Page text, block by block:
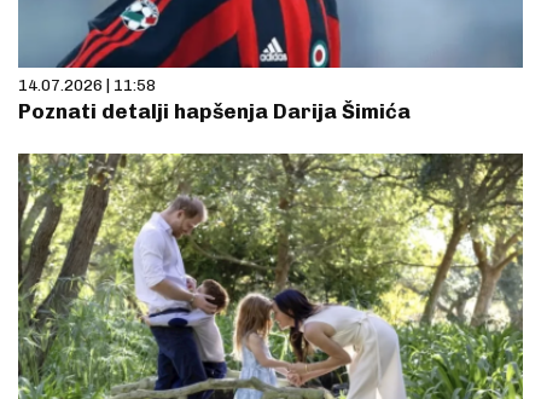
14.07.2026 | 11:58
Poznati detalji hapšenja Darija Šimića